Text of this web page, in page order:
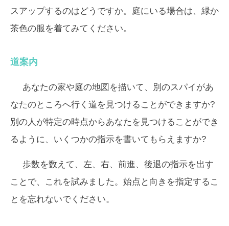
スアップするのはどうですか。庭にいる場合は、緑か
茶色の服を着てみてください。
道案内
あなたの家や庭の地図を描いて、別のスパイがあ
なたのところへ行く道を見つけることができますか?
別の人が特定の時点からあなたを見つけることができ
るように、いくつかの指示を書いてもらえますか?
歩数を数えて、左、右、前進、後退の指示を出す
ことで、これを試みました。始点と向きを指定するこ
とを忘れないでください。